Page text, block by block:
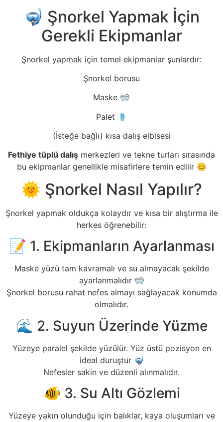
🤿 Şnorkel Yapmak İçin
Gerekli Ekipmanlar
Şnorkel yapmak için temel ekipmanlar şunlardır:
Şnorkel borusu
Maske 🥽
Palet 🩴
(İsteğe bağlı) kısa dalış elbisesi
Fethiye tüplü dalış merkezleri ve tekne turları sırasında
bu ekipmanlar genellikle misafirlere temin edilir 😊
🌞 Şnorkel Nasıl Yapılır?
Şnorkel yapmak oldukça kolaydır ve kısa bir alıştırma ile
herkes öğrenebilir:
📝 1. Ekipmanların Ayarlanması
Maske yüzü tam kavramalı ve su almayacak şekilde
ayarlanmalıdır 🥽
Şnorkel borusu rahat nefes almayı sağlayacak konumda
olmalıdır.
🌊 2. Suyun Üzerinde Yüzme
Yüzeye paralel şekilde yüzülür. Yüz üstü pozisyon en
ideal duruştur 🤿
Nefesler sakin ve düzenli alınmalıdır.
🐠 3. Su Altı Gözlemi
Yüzeye yakın olunduğu için balıklar, kaya oluşumları ve